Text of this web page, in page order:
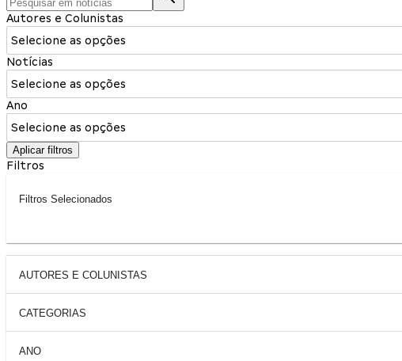
Autores e Colunistas
Selecione as opções
Notícias
Selecione as opções
Ano
Selecione as opções
Aplicar filtros
Filtros
Filtros Selecionados
AUTORES E COLUNISTAS
CATEGORIAS
ANO